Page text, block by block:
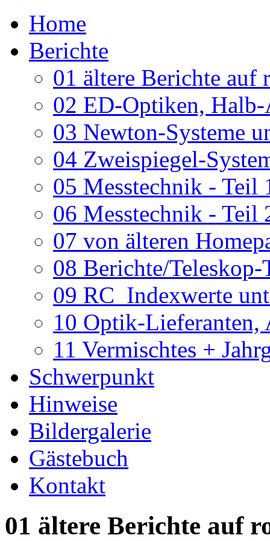
Home
Berichte
01 ältere Berichte auf
02 ED-Optiken, Halb-
03 Newton-Systeme
04 Zweispiegel-
05 Messtechnik - Teil
06 Messtechnik - Teil
07 von älteren
08 Berichte/
09 RC_Indexwerte
10 Optik-Lieferanten,
11 Vermischtes +
Schwerpunkt
Hinweise
Bildergalerie
Gästebuch
Kontakt
01 ältere Berichte auf